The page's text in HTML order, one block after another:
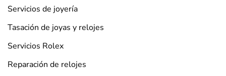
Servicios de joyería
Tasación de joyas y relojes
Servicios Rolex
Reparación de relojes